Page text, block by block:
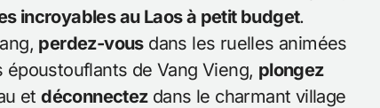
incroyables au Laos à petit budget.
perdez-vousdans les ruelles animées
de Vang Vieng, plongez
etdéconnectezdans le charmant village